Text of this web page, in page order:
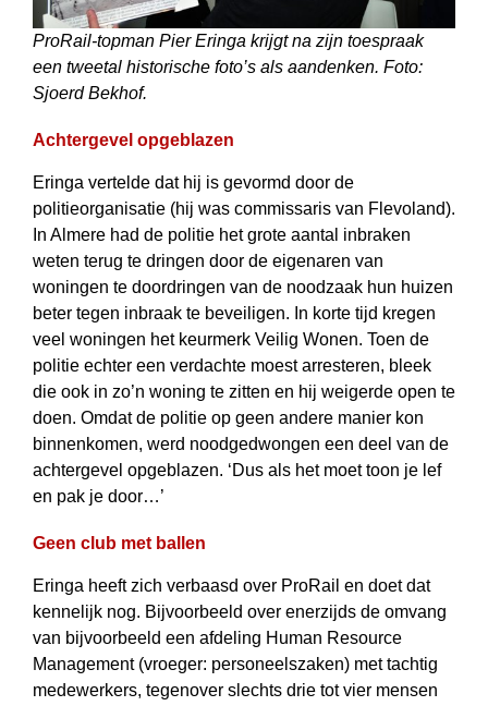
ProRail-topman Pier Eringa krijgt na zijn toespraak
een tweetal historische foto’s als aandenken. Foto:
Sjoerd Bekhof.
Achtergevel opgeblazen
Eringa vertelde dat hij is gevormd door de
politieorganisatie (hij was commissaris van Flevoland).
In Almere had de politie het grote aantal inbraken
weten terug te dringen door de eigenaren van
woningen te doordringen van de noodzaak hun huizen
beter tegen inbraak te beveiligen. In korte tijd kregen
veel woningen het keurmerk Veilig Wonen. Toen de
politie echter een verdachte moest arresteren, bleek
die ook in zo’n woning te zitten en hij weigerde open te
doen. Omdat de politie op geen andere manier kon
binnenkomen, werd noodgedwongen een deel van de
achtergevel opgeblazen. ‘Dus als het moet toon je lef
en pak je door…’
Geen club met ballen
Eringa heeft zich verbaasd over ProRail en doet dat
kennelijk nog. Bijvoorbeeld over enerzijds de omvang
van bijvoorbeeld een afdeling Human Resource
Management (vroeger: personeelszaken) met tachtig
medewerkers, tegenover slechts drie tot vier mensen